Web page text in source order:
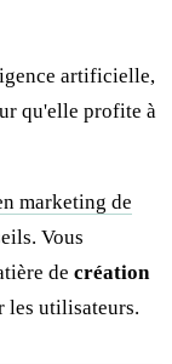
artificielle,
qu'elle profite à
marketing de
Vous
de création
les utilisateurs.